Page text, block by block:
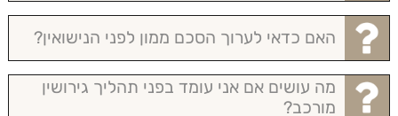
האם כדאי לערוך הסכם ממון לפני הנישואין?
מה עושים אם אני עומד בפני תהליך גירושין
מורכב?